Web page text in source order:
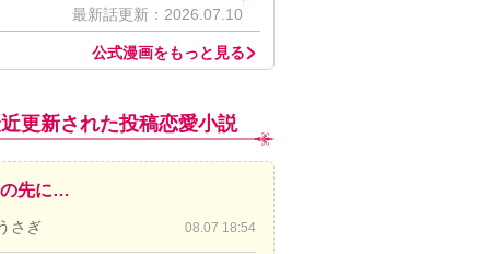
最新話更新：2026.07.10
公式漫画をもっと見る
更新された投稿恋愛小説
先に…
さぎ 08.07 18:54